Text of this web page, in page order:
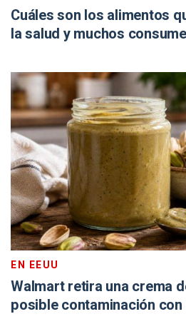
Cuáles son los alimentos
la salud y muchos
EN EEUU
Walmart retira una crema
posible contaminación